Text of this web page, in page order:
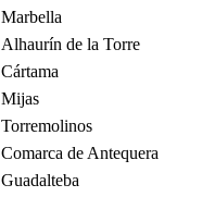
Marbella
Alhaurín de la Torre
Cártama
Mijas
Torremolinos
Comarca de Antequera
Guadalteba